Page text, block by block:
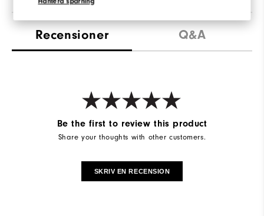
Recensioner Q&A
Be the first to review this product
Share your thoughts with other customers.
SKRIV EN RECENSION